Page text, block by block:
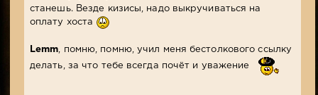
станешь. Везде кизисы, надо выкручиваться на
оплату хоста
Lemm , помню, помню, учил меня бестолкового ссылку
делать, за что тебе всегда почёт и уважение